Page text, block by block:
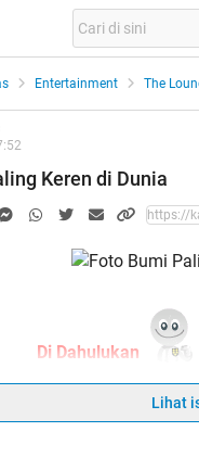
Entertainment The
Keren di Dunia
Di Dahulukan
Lihat